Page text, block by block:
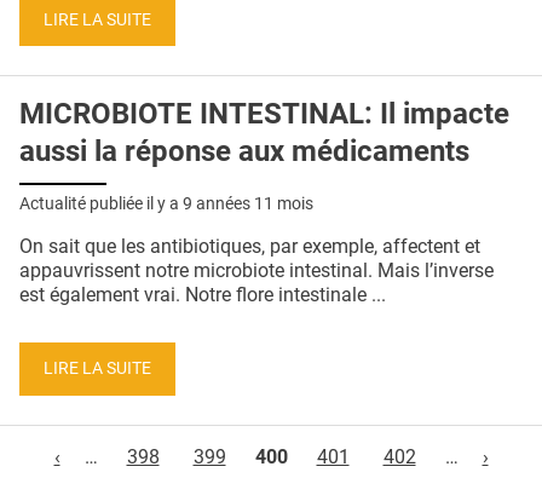
LIRE LA SUITE
MICROBIOTE INTESTINAL: Il impacte
aussi la réponse aux médicaments
Actualité publiée il y a 9 années 11 mois
On sait que les antibiotiques, par exemple, affectent et
appauvrissent notre microbiote intestinal. Mais l’inverse
est également vrai. Notre flore intestinale ...
LIRE LA SUITE
‹
… 398 399 400 401 402 … ›